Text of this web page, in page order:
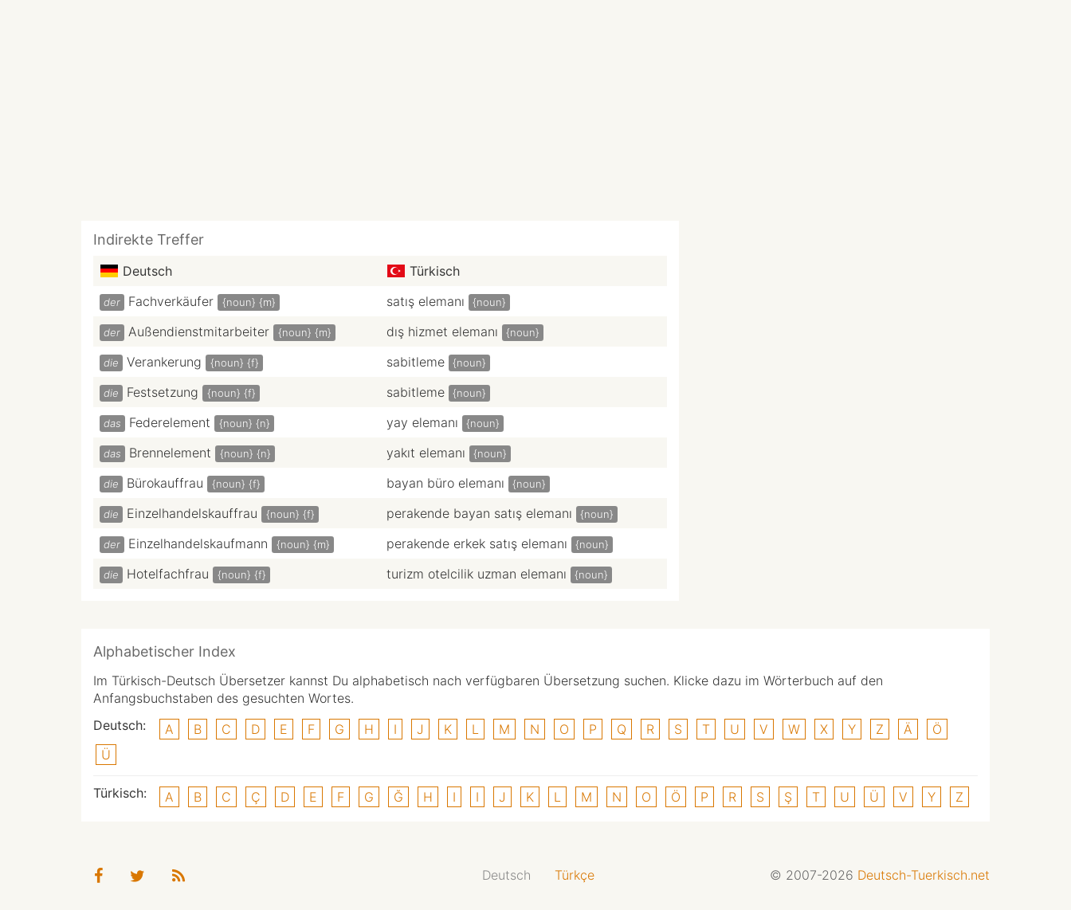
Indirekte Treffer
Deutsch Türkisch
der Fachverkäufer {noun} {m} satış elemanı {noun}
der Außendienstmitarbeiter {noun} {m} dış hizmet elemanı {noun}
die Verankerung {noun} {f} sabitleme {noun}
die Festsetzung {noun} {f} sabitleme {noun}
das Federelement {noun} {n} yay elemanı {noun}
das Brennelement {noun} {n} yakıt elemanı {noun}
die Bürokauffrau {noun} {f} bayan büro elemanı {noun}
die Einzelhandelskauffrau {noun} {f} perakende bayan satış elemanı {noun}
der Einzelhandelskaufmann {noun} {m} perakende erkek satış elemanı {noun}
die Hotelfachfrau {noun} {f} turizm otelcilik uzman elemanı {noun}
Alphabetischer Index
Im Türkisch-Deutsch Übersetzer kannst Du alphabetisch nach verfügbaren Übersetzung suchen. Klicke dazu im Wörterbuch auf den
Anfangsbuchstaben des gesuchten Wortes.
Deutsch:
A B C D E F G H I J K L M N O P Q R S T U V W X Y Z Ä
Ö
Ü
Türkisch: A B C Ç D E F G Ğ H I I J K L M N O Ö P R S Ş T U Ü V Y Z
Deutsch Türkçe © 2007-2026 Deutsch-Tuerkisch.net